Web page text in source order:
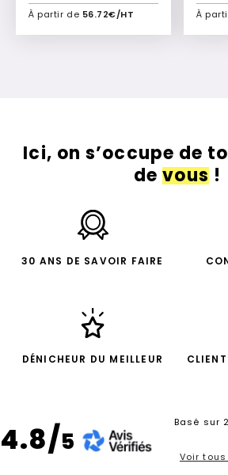
À partir de 56.72€/HT
Ajouter à mon devis
À
Ici, on s’occupe de
devous!
30 ANS DE SAVOIR FAIRE
DÉNICHEUR DU MEILLEUR
4.8/5
Basé sur
Voir